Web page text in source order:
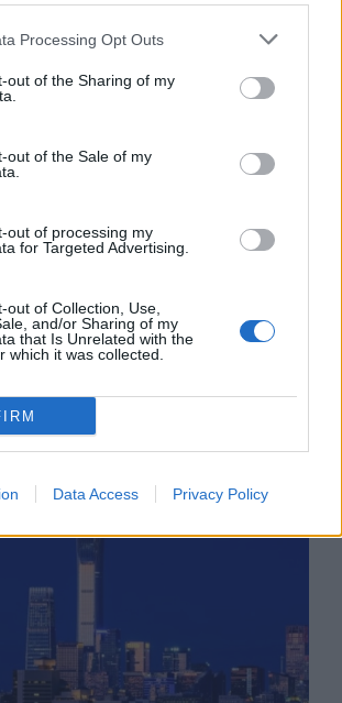
Processing Opt Outs
out of the Sharing of my
out of the Sale of my
out of processing my
for Targeted Advertising.
out of Collection, Use,
and/or Sharing of my
that Is Unrelated with the
which it was collected.
Data Access Privacy Policy
на река Дунав
минимум